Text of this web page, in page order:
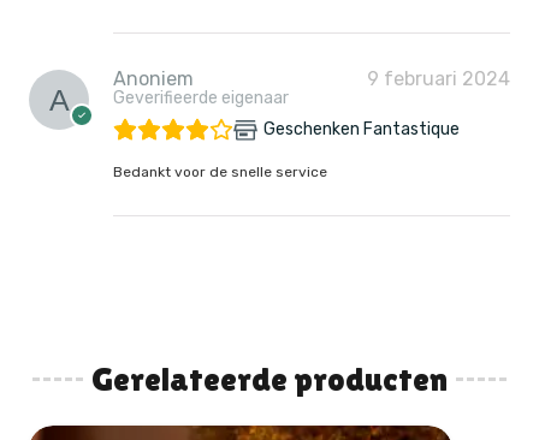
Anoniem
Geverifieerde eigenaar
9 februari 2024
Geschenken Fantastique
Bedankt voor de snelle service
Gerelateerde producten